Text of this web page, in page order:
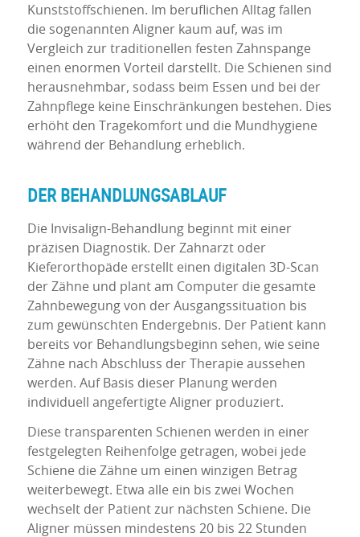
Kunststoffschienen. Im beruflichen Alltag fallen
die sogenannten Aligner kaum auf, was im
Vergleich zur traditionellen festen Zahnspange
einen enormen Vorteil darstellt. Die Schienen sind
herausnehmbar, sodass beim Essen und bei der
Zahnpflege keine Einschränkungen bestehen. Dies
erhöht den Tragekomfort und die Mundhygiene
während der Behandlung erheblich.
DER BEHANDLUNGSABLAUF
Die Invisalign-Behandlung beginnt mit einer
präzisen Diagnostik. Der Zahnarzt oder
Kieferorthopäde erstellt einen digitalen 3D-Scan
der Zähne und plant am Computer die gesamte
Zahnbewegung von der Ausgangssituation bis
zum gewünschten Endergebnis. Der Patient kann
bereits vor Behandlungsbeginn sehen, wie seine
Zähne nach Abschluss der Therapie aussehen
werden. Auf Basis dieser Planung werden
individuell angefertigte Aligner produziert.
Diese transparenten Schienen werden in einer
festgelegten Reihenfolge getragen, wobei jede
Schiene die Zähne um einen winzigen Betrag
weiterbewegt. Etwa alle ein bis zwei Wochen
wechselt der Patient zur nächsten Schiene. Die
Aligner müssen mindestens 20 bis 22 Stunden